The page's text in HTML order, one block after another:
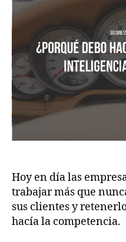
Hoy en día las
trabajar más que
sus clientes y
hacía la competencia.